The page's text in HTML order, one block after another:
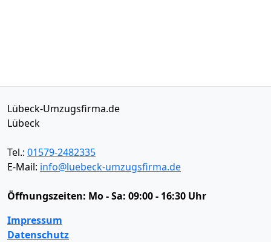
Lübeck-Umzugsfirma.de
Lübeck
Tel.: 01579-2482335
E-Mail: info@luebeck-umzugsfirma.de
Öffnungszeiten: Mo - Sa: 09:00 - 16:30 Uhr
Impressum
Datenschutz